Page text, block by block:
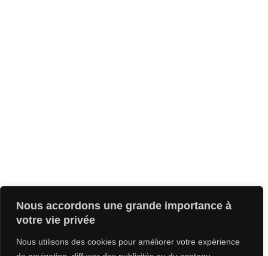
Nous accordons une grande importance à
votre vie privée
Nous utilisons des cookies pour améliorer votre expérience